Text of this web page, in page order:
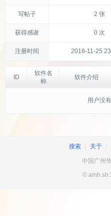
写帖子 2 张
获得感谢 0 次
注册时间 2018-11-25
ID
软件名
称
软件介绍
用户没
搜索┊ 关于┊
中国广州
© amh.sh